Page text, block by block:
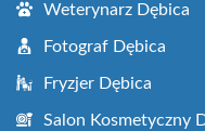
Weterynarz Dębica
Fotograf Dębica
Fryzjer Dębica
Salon Kosmetyczny